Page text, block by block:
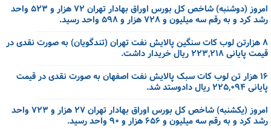
امروز (دوشنبه) شاخص کل بورس اوراق بهادار تهران ۷۲ هزار و ۵۲۳ واحد
رشد کرد و به رقم سه میلیون و ۷۲۸ هزار و ۵۹۸ واحد رسید.
۸ هزارتن لوب کات سنگین پالایش نفت تهران (تندگویان) به صورت نقدی در
قیمت پایانی ۲۲۳,۲۱۸ ریال خریدار داشت.
۱۶ هزار تن لوب کات سبک پالایش نفت اصفهان به صورت نقدی در قیمت
پایانی ۲۲۵,۰۹۴ ریال دادوستد شد.
امروز (یکشنبه) شاخص کل بورس اوراق بهادار تهران ۲۷ هزار و ۷۲۳ واحد
رشد کرد و به رقم سه میلیون و ۶۵۶ هزار و ۹۰ واحد رسید.